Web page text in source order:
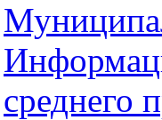
среднего